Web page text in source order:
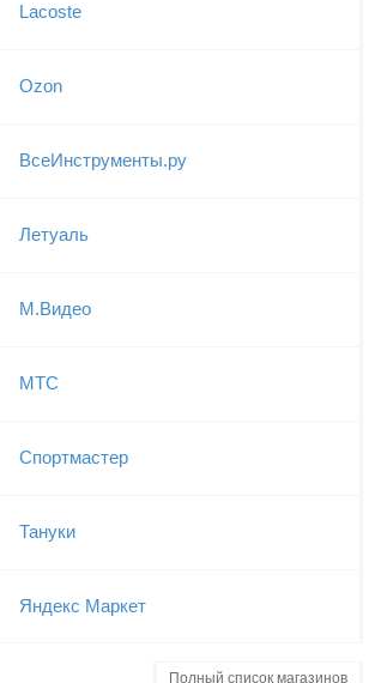
Lacoste
Ozon
ВсеИнструменты.ру
Летуаль
М.Видео
МТС
Спортмастер
Тануки
Яндекс Маркет
Полный список магазинов